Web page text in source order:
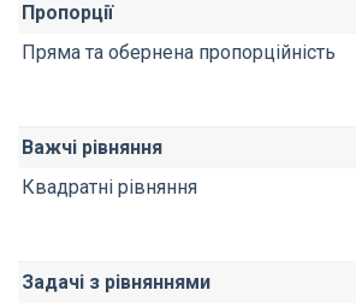
Пропорції
Пряма та обернена пропорційність
Важчі рівняння
Квадратні рівняння
Задачі з рівняннями